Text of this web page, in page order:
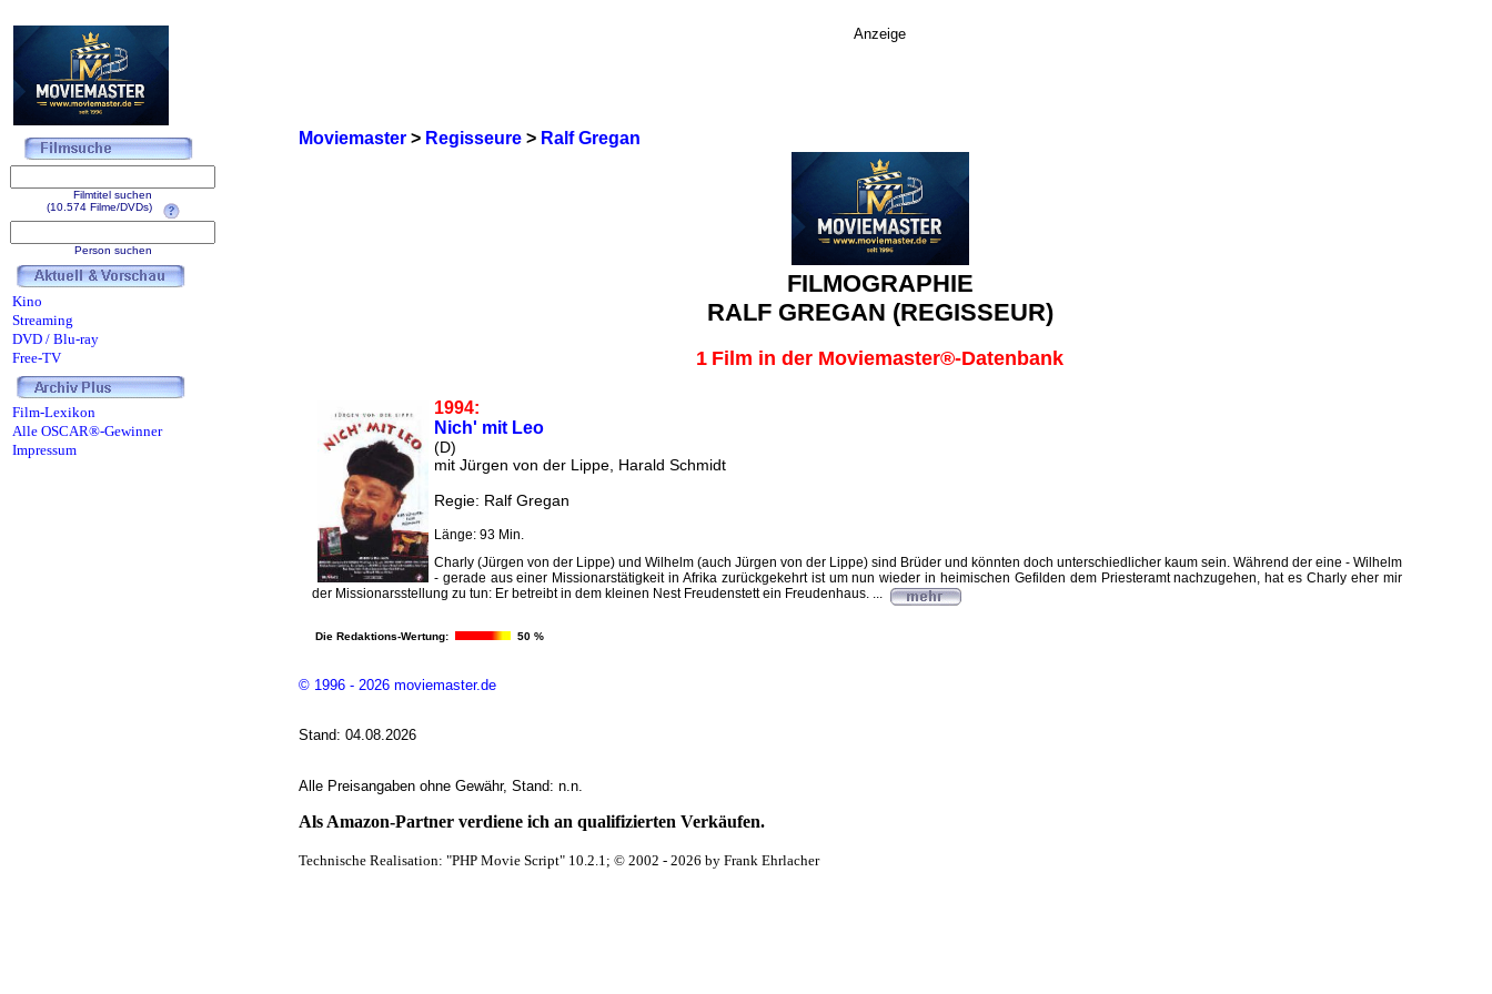
Moviemaster> Regisseure> Ralf Gregan
FILMOGRAPHIE
RALF GREGAN (REGISSEUR)
1 Film in der Moviemaster®-Datenbank
1994:
Nich' mit Leo
(D)
mit Jürgen von der Lippe, Harald Schmidt
Regie: Ralf Gregan
Länge: 93 Min.
Charly (Jürgen von der Lippe) und Wilhelm (auch Jürgen von der Lippe) sind Brüder und könnten doch unterschiedlicher kaum sein. Während der eine - Wilhelm
- gerade aus einer Missionarstätigkeit in Afrika zurückgekehrt ist um nun wieder in heimischen Gefilden dem Priesteramt nachzugehen, hat es Charly eher mir
der Missionarsstellung zu tun: Er betreibt in dem kleinen Nest Freudenstett ein Freudenhaus. ...
Die Redaktions-Wertung: 50 %
© 1996 - 2026 moviemaster.de
Stand: 04.08.2026
Alle Preisangaben ohne Gewähr, Stand: n.n.
Als Amazon-Partner verdiene ich an qualifizierten Verkäufen.
Technische Realisation: "PHP Movie Script" 10.2.1; © 2002 - 2026 by Frank Ehrlacher
Anzeige
Filmtitel suchen
(10.574 Filme/DVDs)
Person suchen
Kino
Streaming
DVD / Blu-ray
Free-TV
Film-Lexikon
Alle OSCAR®-Gewinner
Impressum